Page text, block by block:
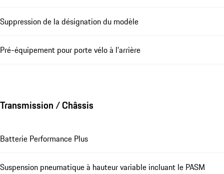
Suppression de la désignation du modèle
Pré-équipement pour porte vélo à l'arrière
Transmission / Châssis
Batterie Performance Plus
Suspension pneumatique à hauteur variable incluant le PASM